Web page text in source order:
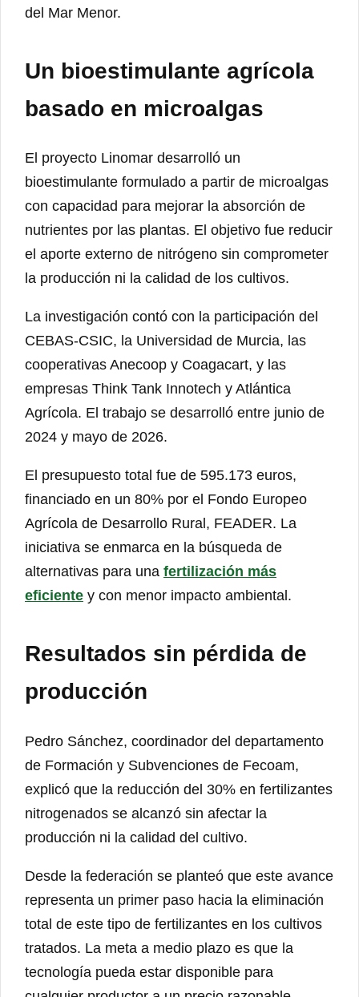
del Mar Menor.
Un bioestimulante agrícola
basado en microalgas
El proyecto Linomar desarrolló un
bioestimulante formulado a partir de microalgas
con capacidad para mejorar la absorción de
nutrientes por las plantas. El objetivo fue reducir
el aporte externo de nitrógeno sin comprometer
la producción ni la calidad de los cultivos.
La investigación contó con la participación del
CEBAS-CSIC, la Universidad de Murcia, las
cooperativas Anecoop y Coagacart, y las
empresas Think Tank Innotech y Atlántica
Agrícola. El trabajo se desarrolló entre junio de
2024 y mayo de 2026.
El presupuesto total fue de 595.173 euros,
financiado en un 80% por el Fondo Europeo
Agrícola de Desarrollo Rural, FEADER. La
iniciativa se enmarca en la búsqueda de
alternativas para una fertilización más
eficiente y con menor impacto ambiental.
Resultados sin pérdida de
producción
Pedro Sánchez, coordinador del departamento
de Formación y Subvenciones de Fecoam,
explicó que la reducción del 30% en fertilizantes
nitrogenados se alcanzó sin afectar la
producción ni la calidad del cultivo.
Desde la federación se planteó que este avance
representa un primer paso hacia la eliminación
total de este tipo de fertilizantes en los cultivos
tratados. La meta a medio plazo es que la
tecnología pueda estar disponible para